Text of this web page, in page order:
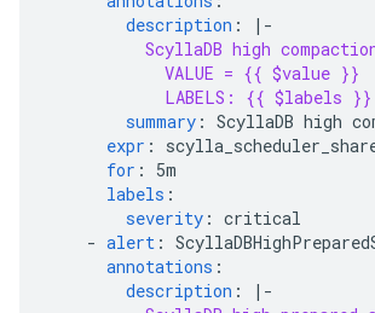
description :
|-
ScyllaDB high
VALUE = {{ $value }}
LABELS: {{ $labels }}
summary : ScyllaDB high
expr :
for :
5m
labels :
severity : critical
- alert :
annotations :
description :
|-